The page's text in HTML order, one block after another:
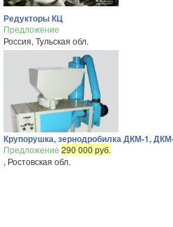
Редукторы КЦ
Предложение
Россия, Тульская обл.
Крупорушка, зернодробилка ДКМ-1,
Предложение 290 000 руб.
, Ростовская обл.